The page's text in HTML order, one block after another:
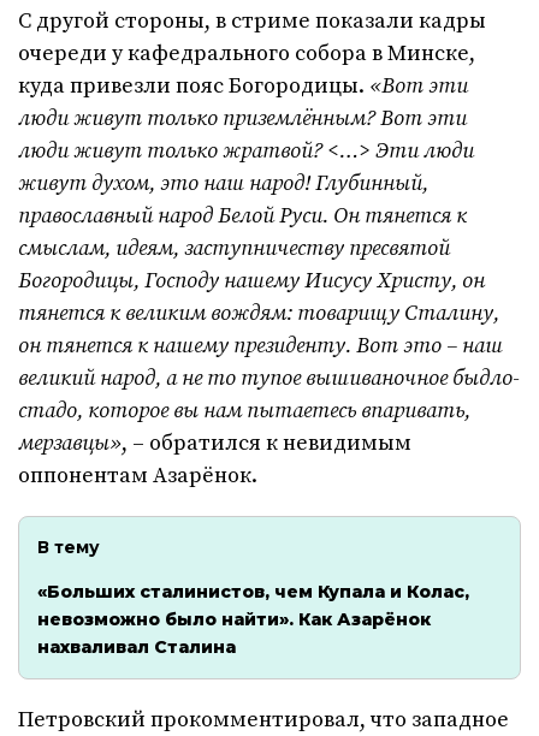
С другой стороны, в стриме показали кадры
очереди у кафедрального собора в Минске,
куда привезли пояс Богородицы. «Вот эти
люди живут только приземлённым? Вот эти
люди живут только жратвой? <…> Эти люди
живут духом, это наш народ! Глубинный,
православный народ Белой Руси. Он тянется к
смыслам, идеям, заступничеству пресвятой
Богородицы, Господу нашему Иисусу Христу, он
тянется к великим вождям: товарищу Сталину,
он тянется к нашему президенту. Вот это – наш
великий народ, а не то тупое вышиваночное быдло-
стадо, которое вы нам пытаетесь впаривать,
мерзавцы», – обратился к невидимым
оппонентам Азарёнок.
В тему
«Больших сталинистов, чем Купала и Колас,
невозможно было найти». Как Азарёнок
нахваливал Сталина
Петровский прокомментировал, что западное